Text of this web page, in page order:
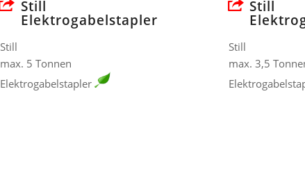
Still
Elektrogabelstapler
Still
max. 5 Tonnen
Elektrogabelstapler
Still
Still
max. 3,5